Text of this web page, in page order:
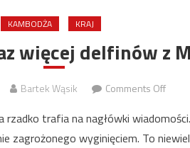
KAMBODŻA KRAJ
więcej delfinów z
Bartek Wąsik Comments Offon
–
co
rzadko trafia na nagłówki
wyginięciem. To